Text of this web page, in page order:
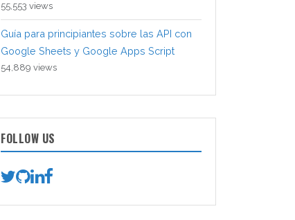
55,553 views
Guía para principiantes sobre las API con
Google Sheets y Google Apps Script
54,889 views
FOLLOW US